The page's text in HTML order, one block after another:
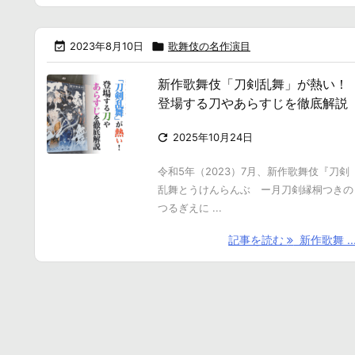
 2023年8月10日  歌舞伎の名作演目
新作歌舞伎「刀剣乱舞」が熱い！
登場する刀やあらすじを徹底解説
 2025年10月24日
令和5年（2023）7月、新作歌舞伎『刀剣
乱舞とうけんらんぶ ー月刀剣縁桐つきの
つるぎえに ...
記事を読む 新作歌舞